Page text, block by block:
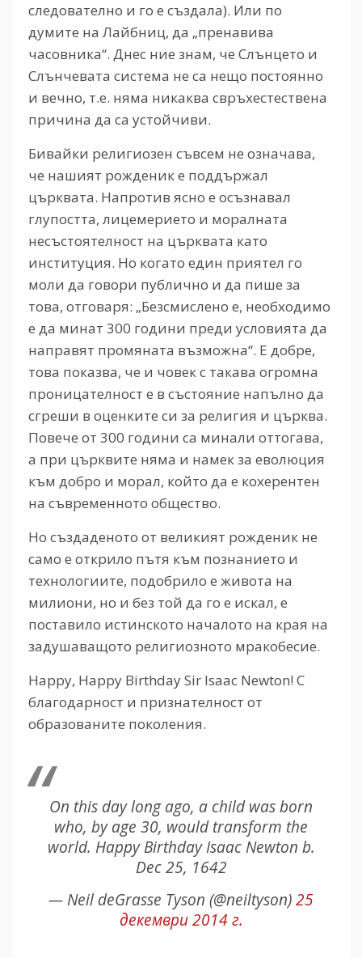
следователно и го е създала). Или по
думите на Лайбниц, да „пренавива
часовника“. Днес ние знам, че Слънцето и
Слънчевата система не са нещо постоянно
и вечно, т.е. няма никаква свръхестествена
причина да са устойчиви.
Бивайки религиозен съвсем не означава,
че нашият рожденик е поддържал
църквата. Напротив ясно е осъзнавал
глупостта, лицемерието и моралната
несъстоятелност на църквата като
институция. Но когато един приятел го
моли да говори публично и да пише за
това, отговаря: „Безсмислено е, необходимо
е да минат 300 години преди условията да
направят промяната възможна“. Е добре,
това показва, че и човек с такава огромна
проницателност е в състояние напълно да
сгреши в оценките си за религия и църква.
Повече от 300 години са минали оттогава,
а при църквите няма и намек за еволюция
към добро и морал, който да е кохерентен
на съвременното общество.
Но създаденото от великият рожденик не
само е открило пътя към познанието и
технологиите, подобрило е живота на
милиони, но и без той да го е искал, е
поставило истинското началото на края на
задушаващото религиозното мракобесие.
Happy, Happy Birthday Sir Isaac Newton! С
благодарност и признателност от
образованите поколения.
On this day long ago, a child was born
who, by age 30, would transform the
world. Happy Birthday Isaac Newton b.
Dec 25, 1642
— Neil deGrasse Tyson (@neiltyson)25
декември 2014 г.